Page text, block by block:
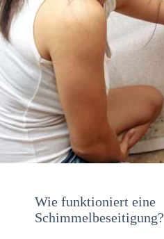
Wie funktioniert eine
Schimmelbeseitigung?